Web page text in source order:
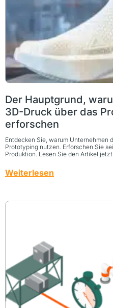
Der Hauptgrund,
3D-Druck über das
erforschen
Entdecken Sie, warum Unternehmen
Prototyping nutzen. Erforschen Sie
Produktion. Lesen Sie den Artikel
Weiterlesen